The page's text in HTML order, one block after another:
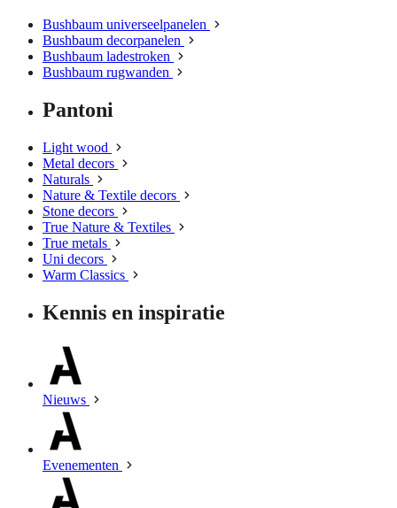
Bushbaum universeelpanelen
Bushbaum decorpanelen
Bushbaum ladestroken
Bushbaum rugwanden
Pantoni
Light wood
Metal decors
Naturals
Nature & Textile decors
Stone decors
True Nature & Textiles
True metals
Uni decors
Warm Classics
Kennis en inspiratie
Nieuws
Evenementen